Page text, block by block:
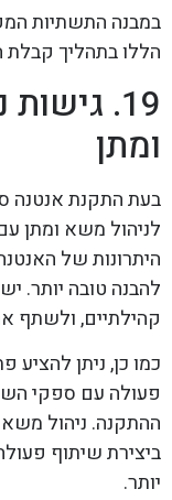
במבנה התשתיות
הללו בתהליך קבלת
19.
ומתן
בעת התקנת אנטנה
לניהול משא ומתן
היתרונות של
להבנה טובה יותר.
קהילתיים, ולשתף
כמו כן, ניתן להציע
פעולה עם ספקי
ההתקנה. ניהול משא
ביצירת שיתוף
יותר.